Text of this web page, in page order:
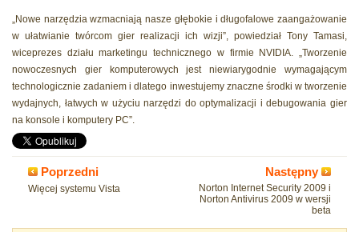
„Nowe narzędzia wzmacniają nasze głębokie i długofalowe zaangażowanie
w ułatwianie twórcom gier realizacji ich wizji”, powiedział Tony Tamasi,
wiceprezes działu marketingu technicznego w firmie NVIDIA. „Tworzenie
nowoczesnych gier komputerowych jest niewiarygodnie wymagającym
technologicznie zadaniem i dlatego inwestujemy znaczne środki w tworzenie
wydajnych, łatwych w użyciu narzędzi do optymalizacji i debugowania gier
na konsole i komputery PC”.
Poprzedni
Więcej systemu Vista
Następny
Norton Internet Security 2009 i
Norton Antivirus 2009 w wersji
beta